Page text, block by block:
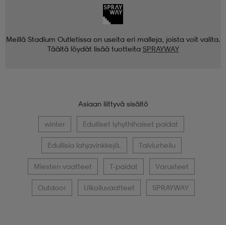
Meillä Stadium Outletissa on useita eri malleja, joista voit valita.
Täältä löydät lisää tuotteita SPRAYWAY
Asiaan liittyvä sisältö
winter Edulliset lyhythihaiset paidat
Edullisia lahjavinkkejä. Talviurheilu
Miesten vaatteet T-paidat Varusteet
Outdoor Ulkoiluvaatteet SPRAYWAY